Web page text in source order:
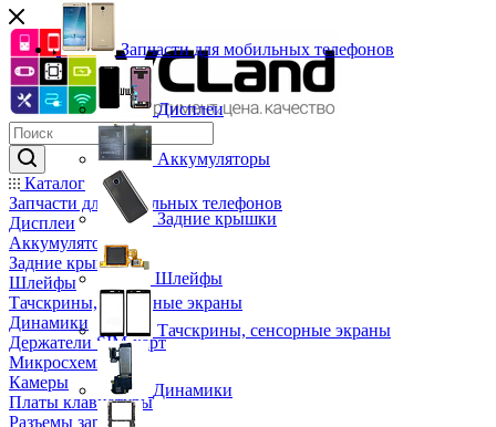
Каталог
Запчасти для мобильных телефонов
Дисплеи
Аккумуляторы
Задние крышки
Шлейфы
Тачскрины, сенсорные экраны
Динамики
Держатели SIM-карт
Микросхемы
Камеры
Платы клавиатуры
Разъемы зарядки
Запчасти для мобильных телефонов
Дисплеи
Аккумуляторы
Задние крышки
Шлейфы
Тачскрины, сенсорные экраны
Динамики